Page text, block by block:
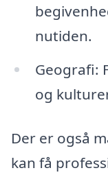
nutiden.
Geografi:
og
Der er også
kan få